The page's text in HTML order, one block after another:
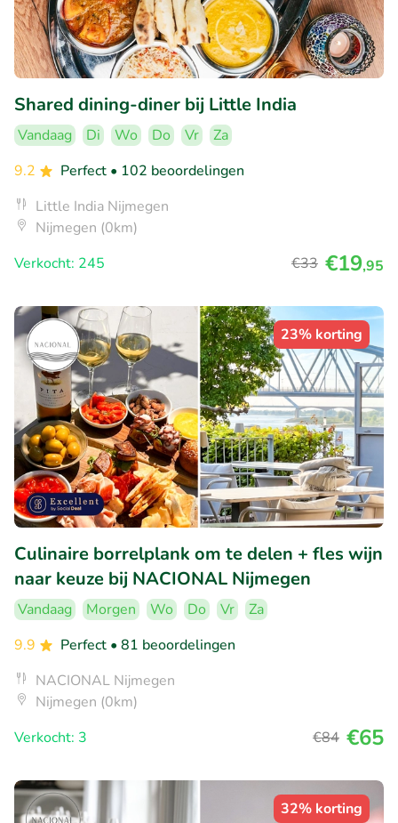
Shared dining-diner bij Little India
Vandaag Di Wo Do Vr
Za
9.2
Perfect • 102 beoordelingen
Little India Nijmegen
Nijmegen (0km)
Verkocht: 245
€33 €19,95
23% korting
Culinaire borrelplank om te delen + fles wijn
naar keuze bij NACIONAL Nijmegen
Vandaag Morgen Wo Do Vr
Za
9.9
Perfect • 81 beoordelingen
NACIONAL Nijmegen
Nijmegen (0km)
Verkocht: 3
€84 €65
32% korting